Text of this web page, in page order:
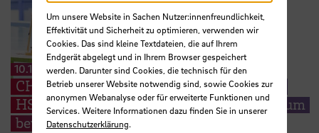
10.12.2025
CHE-Masterranking: Gute Noten für die
HSB – ab dem 15. Dezember für ein Studium
bewerben
Um unsere Website in Sachen Nutzer:innenfreundlichkeit,
Effektivität und Sicherheit zu optimieren, verwenden wir
Cookies. Das sind kleine Textdateien, die auf Ihrem
Endgerät abgelegt und in Ihrem Browser gespeichert
werden. Darunter sind Cookies, die technisch für den
Betrieb unserer Website notwendig sind, sowie Cookies zur
anonymen Webanalyse oder für erweiterte Funktionen und
Services. Weitere Informationen dazu finden Sie in unserer
Datenschutzerklärung.